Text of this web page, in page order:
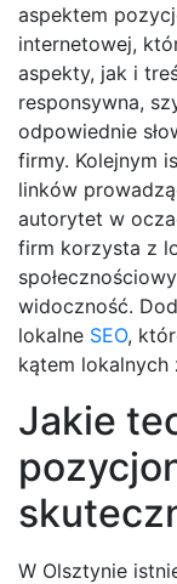
aspektem
internetowej,
aspekty, jak i
responsywna,
odpowiednie
firmy. Kolejnym
linków
autorytet w
firm korzysta z
widoczność.
lokalne SEO,
kątem lokalnych
Jakie
W Olsztynie